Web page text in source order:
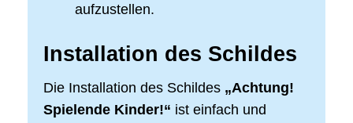
aufzustellen.
Installation des Schildes
Die Installation des Schildes „Achtung!
Spielende Kinder!“ ist einfach und